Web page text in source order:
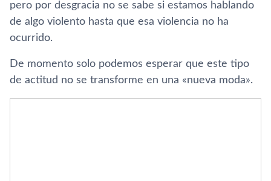
pero por desgracia no se sabe si estamos hablando
de algo violento hasta que esa violencia no ha
ocurrido.
De momento solo podemos esperar que este tipo
de actitud no se transforme en una «nueva moda».